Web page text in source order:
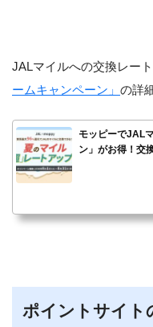
JALマイルへの交換レート
ームキャンペーン」 の詳
モッピーでJAL
ン」がお得！交
ポイントサイト